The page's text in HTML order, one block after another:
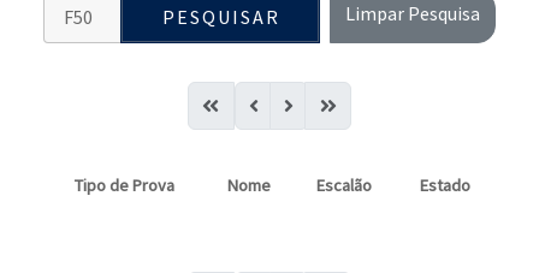
PESQUISAR Limpar Pesquisa
Tipo de Prova Nome Escalão Estado